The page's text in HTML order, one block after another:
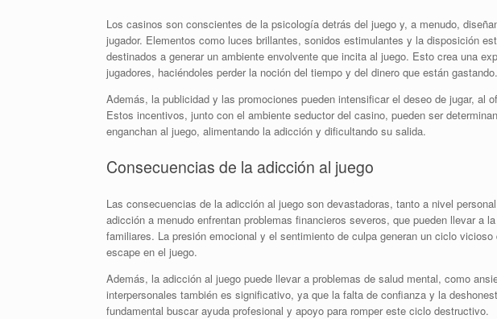
Los casinos son conscientes de la psicología detrás del juego y, a menudo,
jugador. Elementos como luces brillantes, sonidos estimulantes y la disposición
destinados a generar un ambiente envolvente que incita al juego. Esto crea una
jugadores, haciéndoles perder la noción del tiempo y del dinero que están gastando.
Además, la publicidad y las promociones pueden intensificar el deseo de jugar, al
Estos incentivos, junto con el ambiente seductor del casino, pueden ser
enganchan al juego, alimentando la adicción y dificultando su salida.
Consecuencias de la adicción al juego
Las consecuencias de la adicción al juego son devastadoras, tanto a nivel
adicción a menudo enfrentan problemas financieros severos, que pueden llevar a
familiares. La presión emocional y el sentimiento de culpa generan un ciclo
escape en el juego.
Además, la adicción al juego puede llevar a problemas de salud mental, como
interpersonales también es significativo, ya que la falta de confianza y la
fundamental buscar ayuda profesional y apoyo para romper este ciclo destructivo.